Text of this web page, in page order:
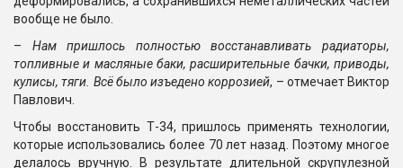
вообще не было.
– Нам пришлось полностью восстанавливать радиаторы,
топливные и масляные баки, расширительные бачки, приводы,
кулисы, тяги. Всё было изъедено коррозией, – отмечает Виктор
Павлович.
Чтобы восстановить Т-34, пришлось применять технологии,
которые использовались более 70 лет назад. Поэтому многое
делалось вручную. В результате длительной скрупулезной